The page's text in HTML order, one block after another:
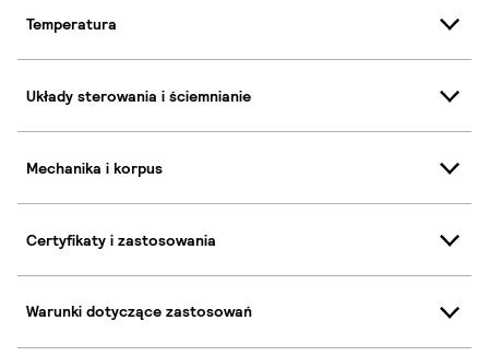
Temperatura
Układy sterowania i ściemnianie
Mechanika i korpus
Certyfikaty i zastosowania
Warunki dotyczące zastosowań